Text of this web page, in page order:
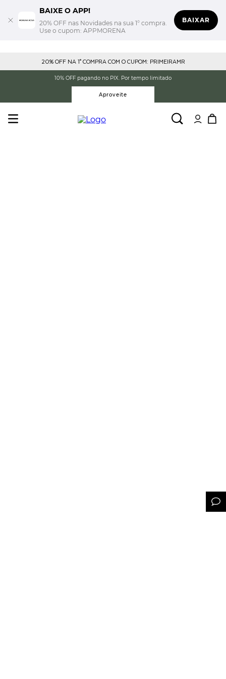
BAIXE O APP!
20% OFF nas Novidades na sua 1° compra.
Use o cupom: APPMORENA
BAIXAR
20% OFF NA 1° COMPRA COM O CUPOM: PRIMEIRAMR
10% OFF pagando no PIX. Por tempo limitado
Aproveite